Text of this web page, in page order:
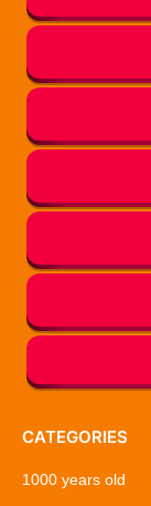
CATEGORIES
1000 years old